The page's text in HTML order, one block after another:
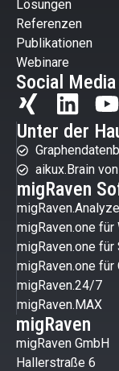
Lösungen
Referenzen
Publikationen
Webinare
Social Media
Unter der
aikux.Brain
migRaven
migRaven.one für
migRaven.one für
migRaven.one für
migRaven.24/7
migRaven.MAX
migRaven
migRaven GmbH
Hallerstraße 6